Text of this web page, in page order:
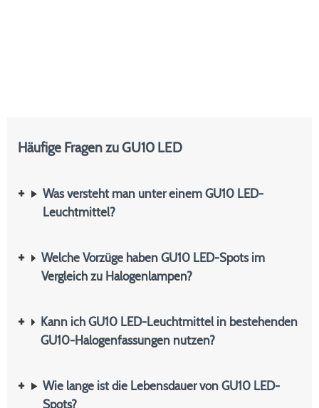
Häufige Fragen zu GU10 LED
Was versteht man unter einem GU10 LED-
Leuchtmittel?
Welche Vorzüge haben GU10 LED-Spots im
Vergleich zu Halogenlampen?
Kann ich GU10 LED-Leuchtmittel in bestehenden
GU10-Halogenfassungen nutzen?
Wie lange ist die Lebensdauer von GU10 LED-
Spots?